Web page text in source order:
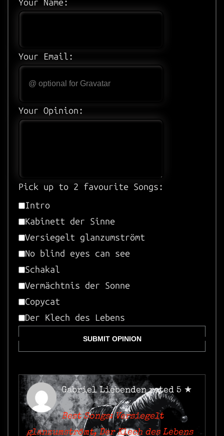
Your Name:
Your Email:
Your Opinion:
Pick up to 2 favourite Songs:
Intro
Kabinett der Sinne
Versiegelt glanzumströmt
No blind eyes can see
Schakal
Vermächtnis der Sonne
Copycat
Der Klech des Lebens
SUBMIT OPINION
Gabriel Liebendenrated 5 ★
Best Songs: Versiegelt
glanzumströmt, Der Klech des Lebens